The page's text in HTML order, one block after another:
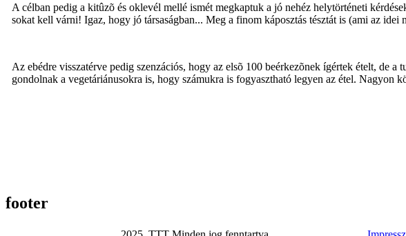
A célban pedig a kitûzõ és oklevél mellé ismét megkaptuk a jó nehéz helytörténeti
sokat kell várni! Igaz, hogy jó társaságban... Meg a finom káposztás tésztát is (ami az
Az ebédre visszatérve pedig szenzációs, hogy az elsõ 100 beérkezõnek ígértek ételt, de
gondolnak a vegetáriánusokra is, hogy számukra is fogyasztható legyen az étel. Nagyon
footer